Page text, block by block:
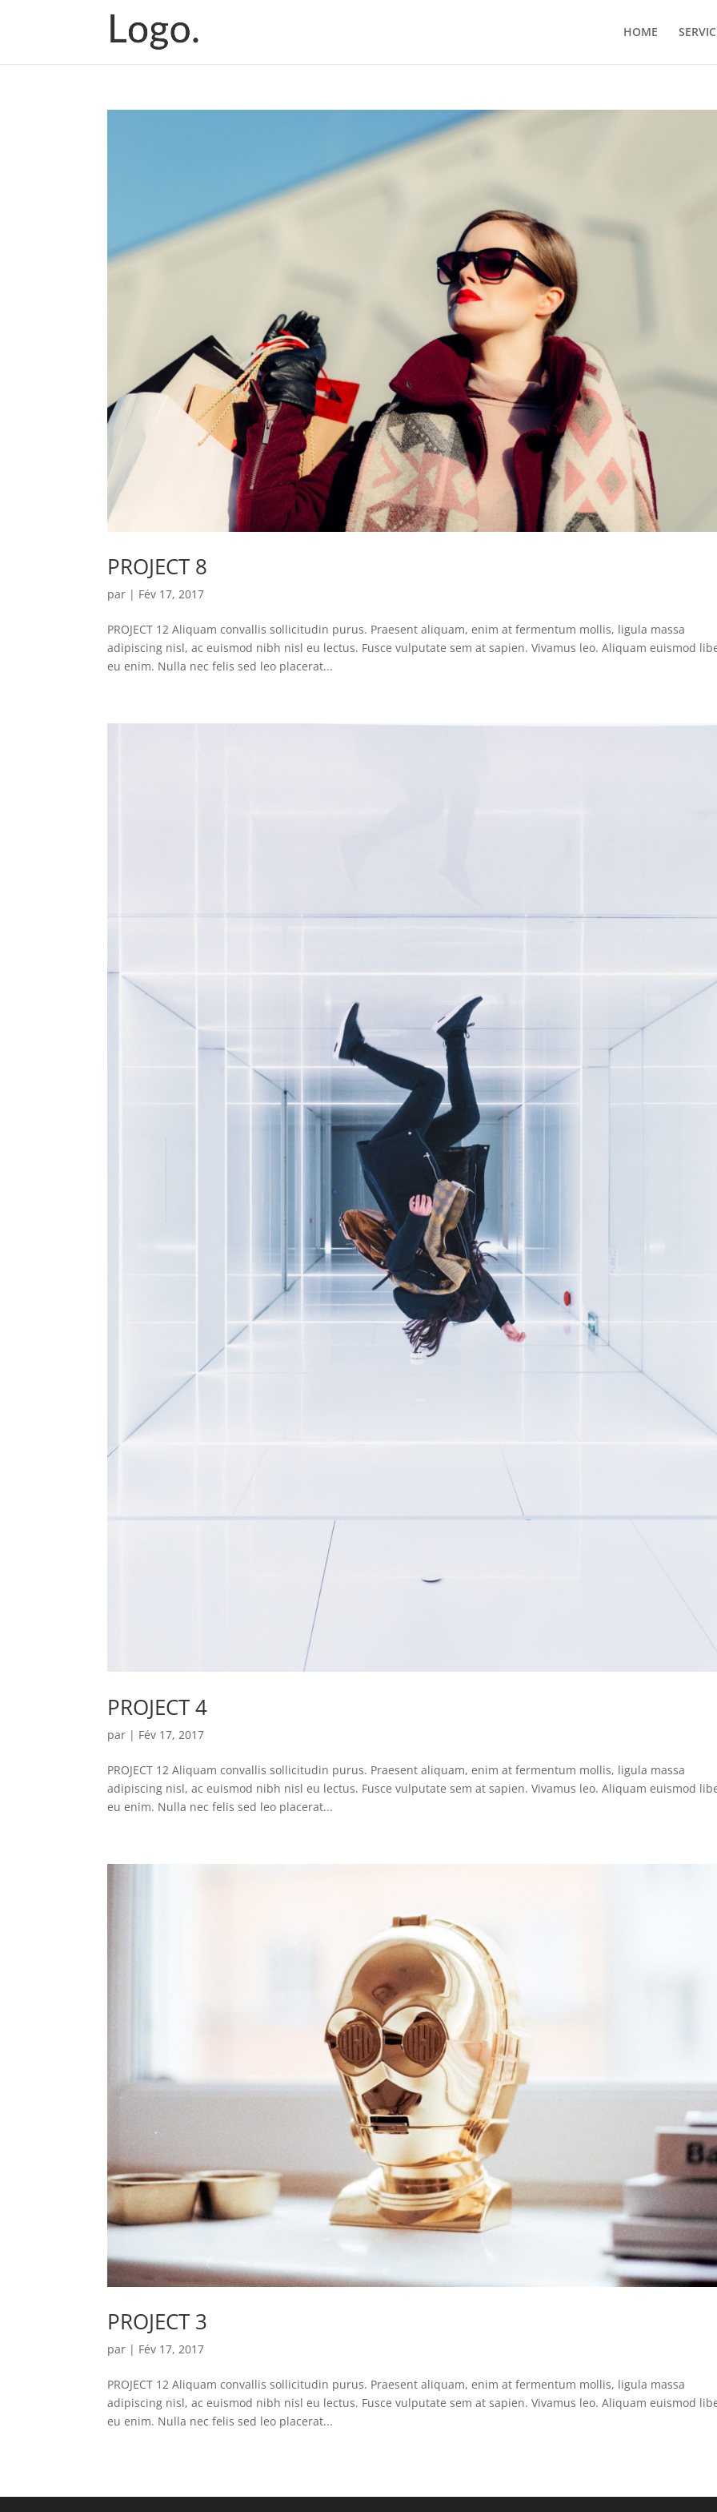
HOME
PROJECT 8
par | Fév 17, 2017
PROJECT 12 Aliquam convallis sollicitudin purus. Praesent aliquam, enim at fermentum mollis, ligula massa
adipiscing nisl, ac euismod nibh nisl eu lectus. Fusce vulputate sem at sapien. Vivamus leo. Aliquam euismod
eu enim. Nulla nec felis sed leo placerat...
PROJECT 4
par | Fév 17, 2017
PROJECT 12 Aliquam convallis sollicitudin purus. Praesent aliquam, enim at fermentum mollis, ligula massa
adipiscing nisl, ac euismod nibh nisl eu lectus. Fusce vulputate sem at sapien. Vivamus leo. Aliquam euismod
eu enim. Nulla nec felis sed leo placerat...
PROJECT 3
par | Fév 17, 2017
PROJECT 12 Aliquam convallis sollicitudin purus. Praesent aliquam, enim at fermentum mollis, ligula massa
adipiscing nisl, ac euismod nibh nisl eu lectus. Fusce vulputate sem at sapien. Vivamus leo. Aliquam euismod
eu enim. Nulla nec felis sed leo placerat...